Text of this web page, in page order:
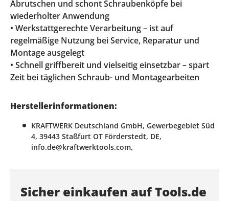
Abrutschen und schont Schraubenköpfe bei
wiederholter Anwendung
• Werkstattgerechte Verarbeitung – ist auf
regelmäßige Nutzung bei Service, Reparatur und
Montage ausgelegt
• Schnell griffbereit und vielseitig einsetzbar – spart
Zeit bei täglichen Schraub- und Montagearbeiten
Herstellerinformationen:
KRAFTWERK Deutschland GmbH, Gewerbegebiet Süd
4, 39443 Staßfurt OT Förderstedt, DE,
info.de@kraftwerktools.com,
Sicher einkaufen auf Tools.de